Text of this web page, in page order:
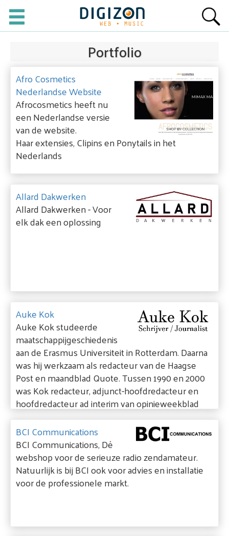
Portfolio
Afro Cosmetics
Nederlandse Website
Afrocosmetics heeft nu
een Nederlandse versie
van de website.
Haar extensies, Clipins en Ponytails in het
Nederlands
Allard Dakwerken
Allard Dakwerken - Voor
elk dak een oplossing
Auke Kok
Auke Kok studeerde
maatschappijgeschiedenis
aan de Erasmus Universiteit in Rotterdam. Daarna
was hij werkzaam als redacteur van de Haagse
Post en maandblad Quote. Tussen 1990 en 2000
was Kok redacteur, adjunct-hoofdredacteur en
hoofdredacteur ad interim van opinieweekblad
HP/De Tijd, daarna stapte hij als redactiechef over
naar het Radio 1 Journaal. In 2004 vestigde Kok
zich als zelfstandig journalist en boekenschrijver.
BCI Communications
BCI Communications, Dé
webshop voor de serieuze radio zendamateur.
Natuurlijk is bij BCI ook voor advies en installatie
voor de professionele markt.